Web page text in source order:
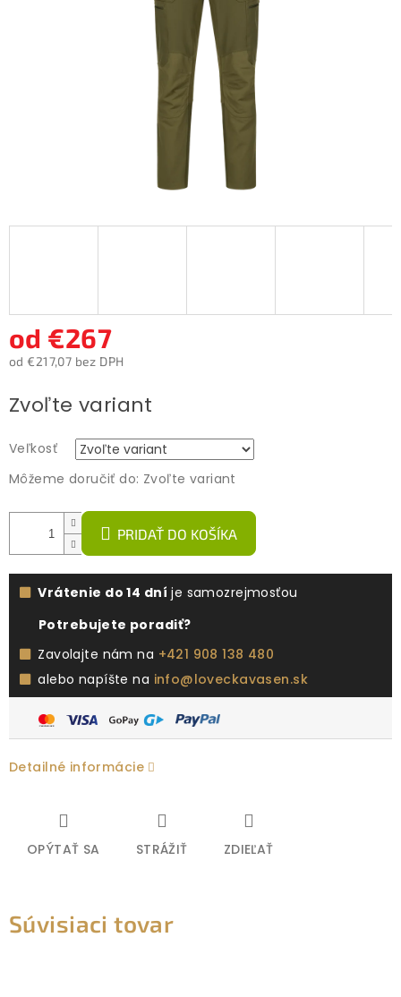
od €267
od €217,07 bez DPH
cena:
Zvoľte variant
Veľkosť
Môžeme doručiť do: Zvoľte variant
PRIDAŤ DO KOŠÍKA
Vrátenie do 14 dní je samozrejmosťou
Potrebujete poradiť?
Zavolajte nám na +421 908 138 480
alebo napíšte na info@loveckavasen.sk
Detailné informácie
OPÝTAŤ SA STRÁŽIŤ ZDIEĽAŤ
Súvisiaci tovar